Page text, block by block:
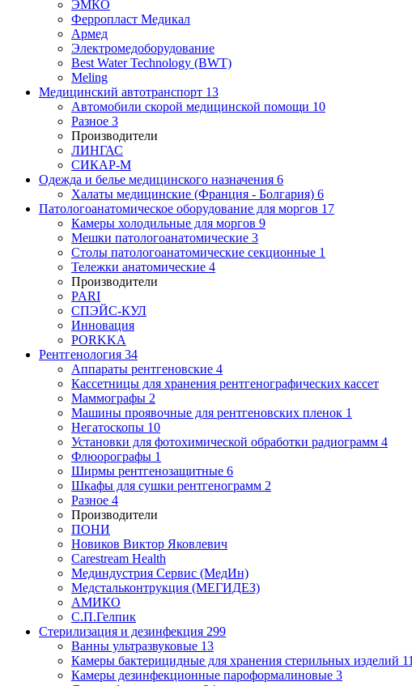
ЭМКО
Ферропласт Медикал
Армед
Электромедоборудование
Best Water Technology (BWT)
Meling
Медицинский автотранспорт 13
Автомобили скорой медицинской помощи 10
Разное 3
Производители
ЛИНГАС
СИКАР-М
Одежда и белье медицинского назначения 6
Халаты медицинские (Франция - Болгария) 6
Патологоанатомическое оборудование для моргов 17
Камеры холодильные для моргов 9
Мешки патологоанатомические 3
Столы патологоанатомические секционные 1
Тележки анатомические 4
Производители
PARI
СПЭЙС-КУЛ
Инновация
PORKKA
Рентгенология 34
Аппараты рентгеновские 4
Кассетницы для хранения рентгенографических кассет
Маммографы 2
Машины проявочные для рентгеновских пленок 1
Негатоскопы 10
Установки для фотохимической обработки радиограмм 4
Флюорографы 1
Ширмы рентгенозащитные 6
Шкафы для сушки рентгенограмм 2
Разное 4
Производители
ПОНИ
Новиков Виктор Яковлевич
Carestream Health
Мединдустрия Сервис (МедИн)
Медстальконтрукция (МЕГИДЕЗ)
АМИКО
С.П.Гелпик
Стерилизация и дезинфекция 299
Ванны ультразвуковые 13
Камеры бактерицидные для хранения стерильных изделий 11
Камеры дезинфекционные пароформалиновые 3